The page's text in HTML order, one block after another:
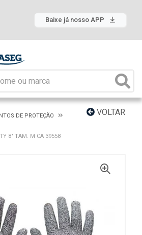
Baixe já nosso APP
VOLTAR
DE PROTEÇÃO
8" TAM. M CA 39558